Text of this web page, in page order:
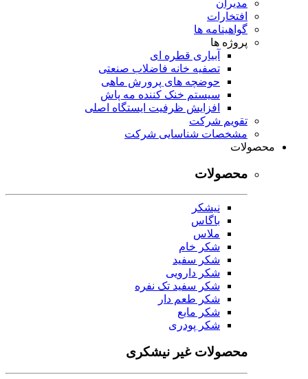
مدیران
افتخارات
گواهینامه ها
پروژه ها
آبیاری قطره ای
تصفیه خانه فاضلاب صنعتی
حوضچه های پرورش ماهی
سیستم خنک کننده مه پاش
افزایش ظرفیت ایستگاه اصلی
تقویم شرکت
مشخصات شناسایی شرکت
محصولات
محصولات
نیشکر
باگاس
ملاس
شکر خام
شکر سفید
شکر دارویی
شکر سفید تک نفره
شکر طعم دار
شکر مایع
شکر پودری
محصولات غیر نیشکری